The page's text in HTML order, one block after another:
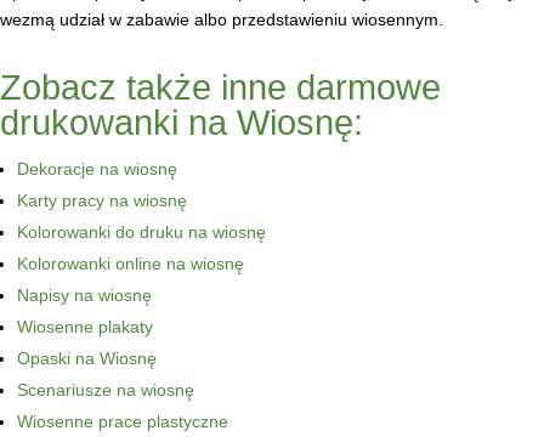
wezmą udział w zabawie albo przedstawieniu wiosennym.
Zobacz także inne darmowe
drukowanki na Wiosnę:
Dekoracje na wiosnę
Karty pracy na wiosnę
Kolorowanki do druku na wiosnę
Kolorowanki online na wiosnę
Napisy na wiosnę
Wiosenne plakaty
Opaski na Wiosnę
Scenariusze na wiosnę
Wiosenne prace plastyczne